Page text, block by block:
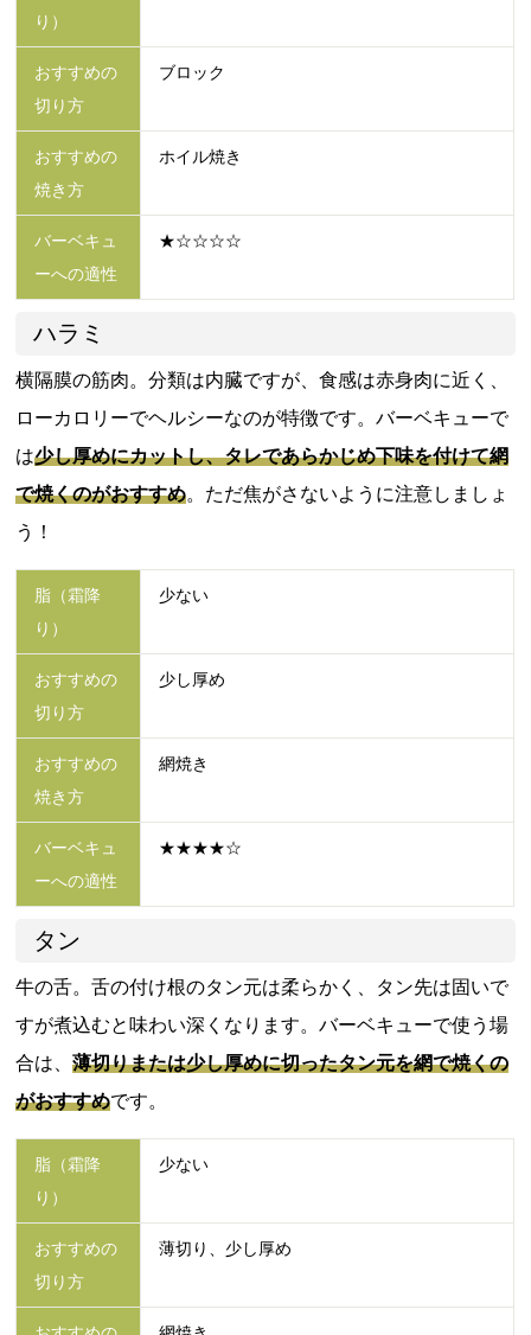
り）
おすすめの
切り方
ブロック
おすすめの
焼き方
ホイル焼き
バーベキュ
ーへの適性
★☆☆☆☆
ハラミ
横隔膜の筋肉。分類は内臓ですが、食感は赤身肉に近く、
ローカロリーでヘルシーなのが特徴です。バーベキューで
は少し厚めにカットし、タレであらかじめ下味を付けて網
で焼くのがおすすめ。ただ焦がさないように注意しましょ
う！
脂（霜降
り）
少ない
おすすめの
切り方
少し厚め
おすすめの
焼き方
網焼き
バーベキュ
ーへの適性
★★★★☆
タン
牛の舌。舌の付け根のタン元は柔らかく、タン先は固いで
すが煮込むと味わい深くなります。バーベキューで使う場
合は、薄切りまたは少し厚めに切ったタン元を網で焼くの
がおすすめです。
脂（霜降
り）
少ない
おすすめの
切り方
薄切り、少し厚め